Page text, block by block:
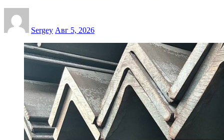
Sergey Авг 5, 2026